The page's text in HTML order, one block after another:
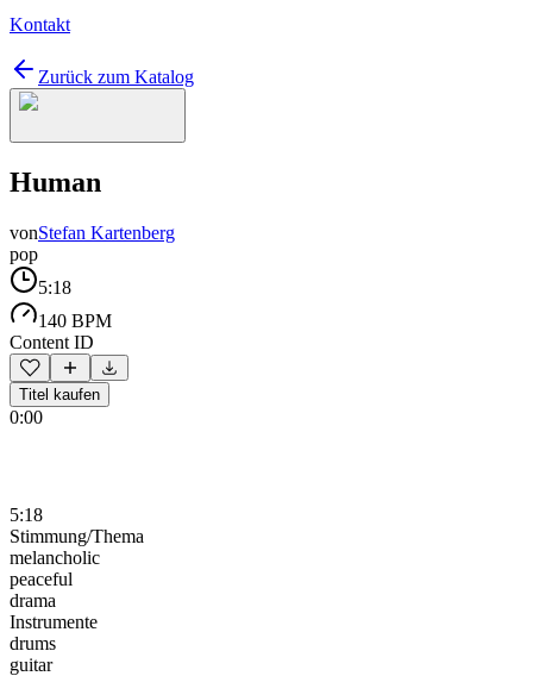
Kontakt
Zurück zum Katalog
Human
vonStefan Kartenberg
pop
5:18
140 BPM
Content ID
Titel kaufen
0:00
5:18
Stimmung/Thema
melancholic
peaceful
drama
Instrumente
drums
guitar